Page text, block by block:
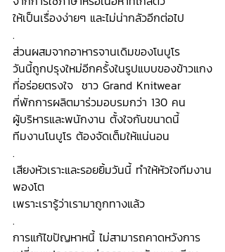
ให้เป็นเรื่องง่ายๆ และไม่น่ากลัวอีกต่อไป
.
ส่วนผสมจากอาหารจานเดิมของโนบูโร
วันนี้ถูกปรุงใหม่อีกครั้งในรูปแบบของข้าวแกง
ที่อร่อยตรงใจ  ชาว Grand Knitwear
ที่พักการผลิตมาร่วมอบรมกว่า 130 คน
ผู้บริหารและพนักงาน ตั้งใจกันขนาดนี้
ทีมงานโนบูโร ต้องจัดเต็มให้แน่นอน
.
เสียงหัวเราะและรอยยิ้มวันนี้ ทำให้หัวใจทีมงาน
พองโต
เพราะเรารู้ว่าเรามาถูกทางแล้ว
.
การแก้ไขปัญหาหนี้ ไม่สามารถคาดหวังการ